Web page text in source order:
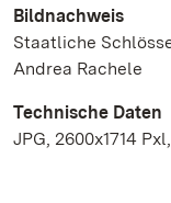
Bildnachweis
Staatliche
Andrea Rachele
Technische Daten
JPG, 2600x1714